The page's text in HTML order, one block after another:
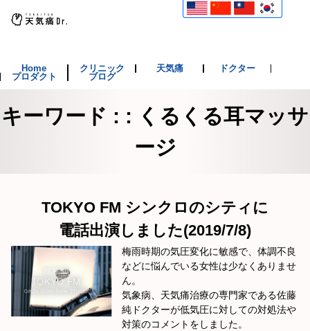
Home クリニック 天気痛
ドクター
プロダクト
ブログ
キーワード : : くるくる耳マッサ
ージ
TOKYO FM シンクロのシティに
電話出演しました(2019/7/8)
梅雨時期の気圧変化に敏感で、体調不良
などに悩んでいる女性は少なくありませ
ん。
気象病、天気痛治療の専門家である佐藤
純ドクターが低気圧に対しての対処法や
対策のコメントをしました。